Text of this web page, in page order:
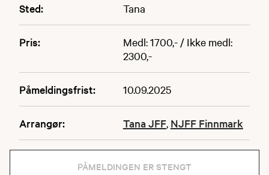
Sted: Tana
Pris:
Medl: 1700,- / Ikke medl:
2300,-
Påmeldingsfrist: 10.09.2025
Arrangør: Tana JFF, NJFF Finnmark
PÅMELDINGEN ER STENGT